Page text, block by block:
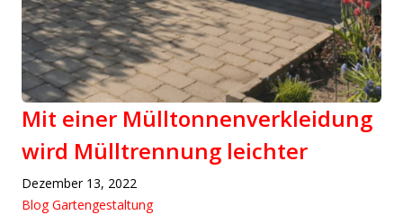
Mit einer Mülltonnenverkleidung
wird Mülltrennung leichter
Dezember 13, 2022
Blog Gartengestaltung